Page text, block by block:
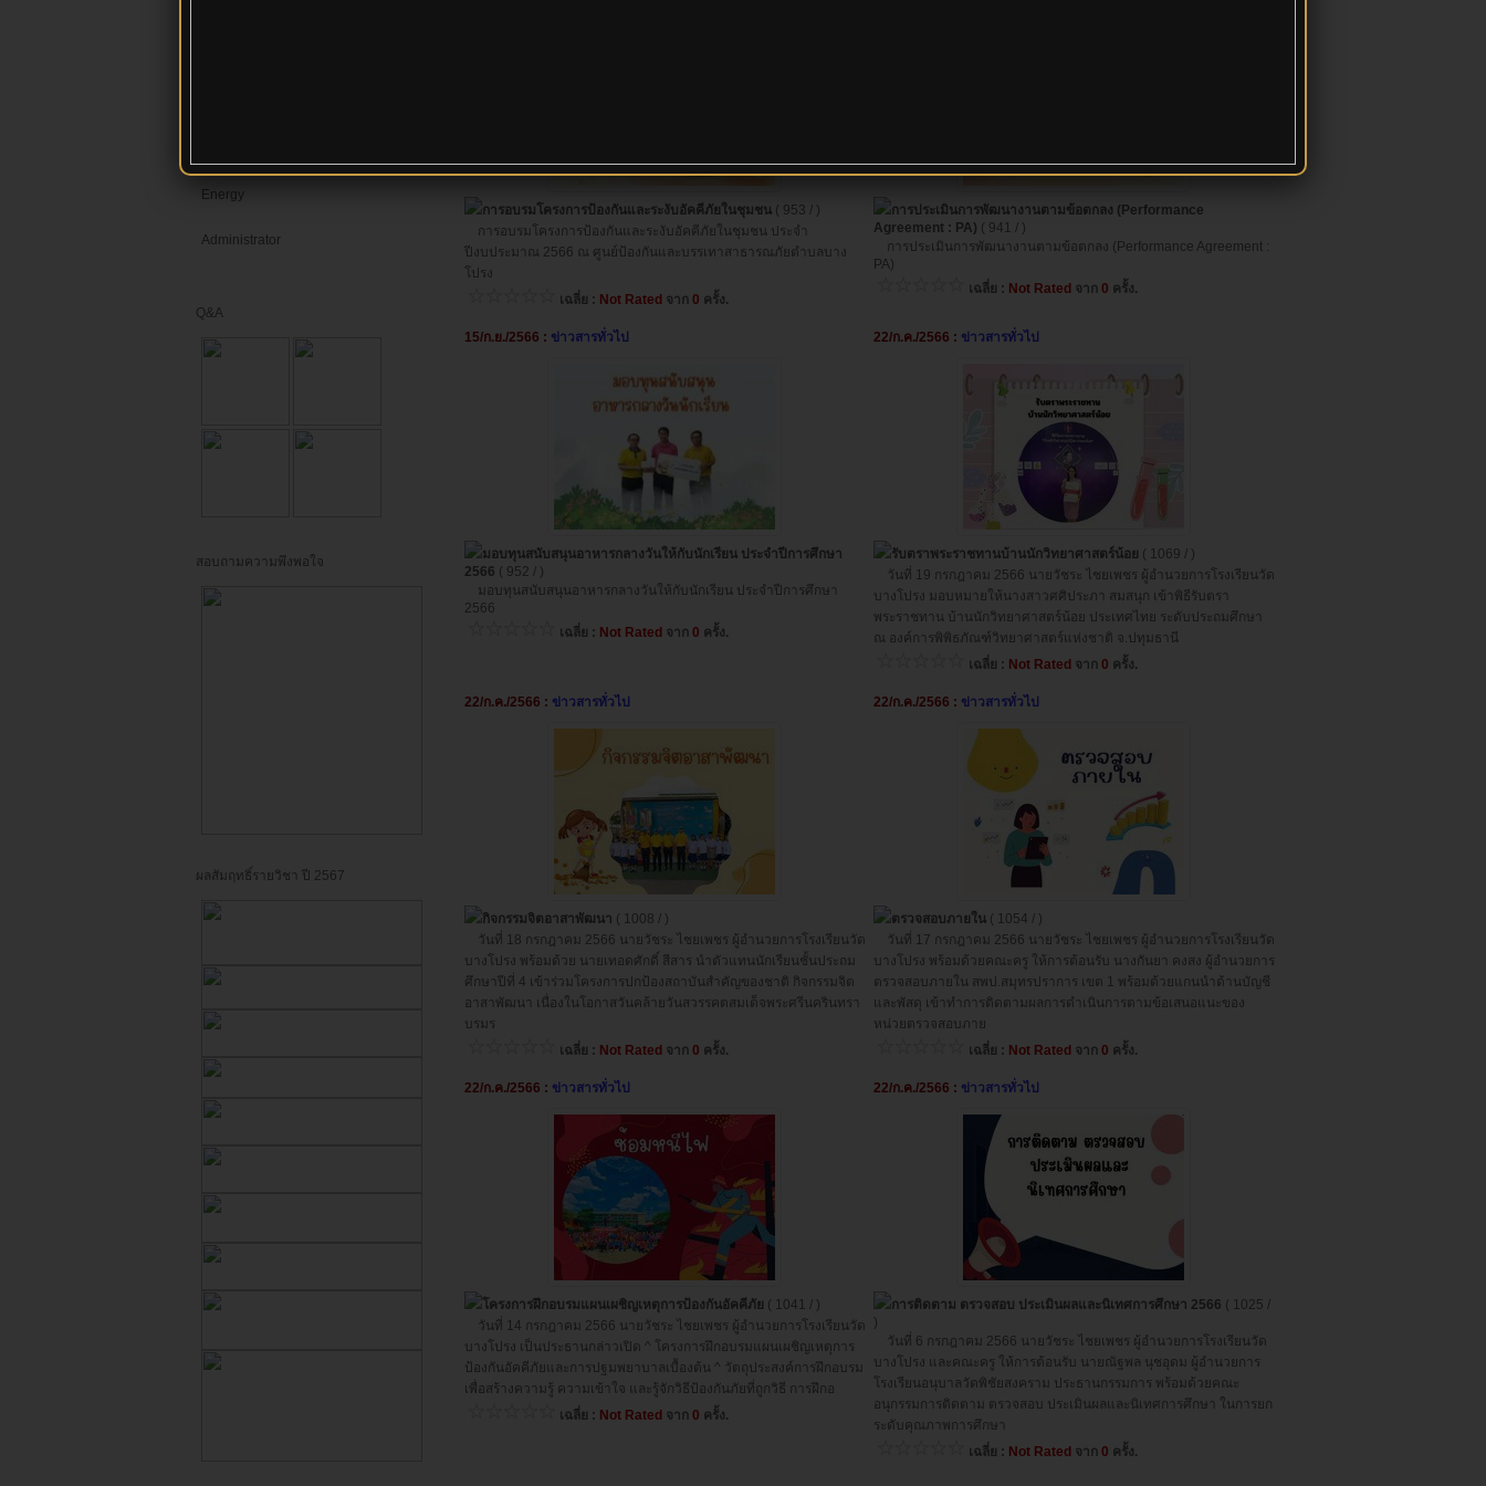
Energy
Administrator
Q&A
สอบถามความพึงพอใจ
ผลสัมฤทธิ์รายวิชา ปี 2567
การอบรมโครงการป้องกันและระงับอัคคีภัยในชุมชน ( 953 / )
การอบรมโครงการป้องกันและระงับอัคคีภัยในชุมชน ประจำ
ปีงบประมาณ 2566 ณ ศูนย์ป้องกันและบรรเทาสาธารณภัยตำบลบาง
โปรง
เฉลี่ย : Not Rated จาก 0 ครั้ง.
การประเมินการพัฒนางานตามข้อตกลง (Performance
Agreement : PA) ( 941 / )
การประเมินการพัฒนางานตามข้อตกลง (Performance Agreement :
PA)
เฉลี่ย : Not Rated จาก 0 ครั้ง.
15/ก.ย./2566 : ข่าวสารทั่วไป
มอบทุนสนับสนุนอาหารกลางวันให้กับนักเรียน ประจำปีการศึกษา
2566 ( 952 / )
มอบทุนสนับสนุนอาหารกลางวันให้กับนักเรียน ประจำปีการศึกษา
2566
เฉลี่ย : Not Rated จาก 0 ครั้ง.
22/ก.ค./2566 : ข่าวสารทั่วไป
รับตราพระราชทานบ้านนักวิทยาศาสตร์น้อย ( 1069 / )
วันที่ 19 กรกฎาคม 2566 นายวัชระ ไชยเพชร ผู้อำนวยการโรงเรียนวัด
บางโปรง มอบหมายให้นางสาวศศิประภา สมสนุก เข้าพิธีรับตรา
พระราชทาน บ้านนักวิทยาศาสตร์น้อย ประเทศไทย ระดับประถมศึกษา
ณ องค์การพิพิธภัณฑ์วิทยาศาสตร์แห่งชาติ จ.ปทุมธานี
เฉลี่ย : Not Rated จาก 0 ครั้ง.
22/ก.ค./2566 : ข่าวสารทั่วไป
กิจกรรมจิตอาสาพัฒนา ( 1008 / )
วันที่ 18 กรกฎาคม 2566 นายวัชระ ไชยเพชร ผู้อำนวยการโรงเรียนวัด
บางโปรง พร้อมด้วย นายเทอดศักดิ์ สีสาร นำตัวแทนนักเรียนชั้นประถม
ศึกษาปีที่ 4 เข้าร่วมโครงการปกป้องสถาบันสำคัญของชาติ กิจกรรมจิต
อาสาพัฒนา เนื่องในโอกาสวันคล้ายวันสวรรคตสมเด็จพระศรีนครินทรา
บรมร
เฉลี่ย : Not Rated จาก 0 ครั้ง.
22/ก.ค./2566 : ข่าวสารทั่วไป
ตรวจสอบภายใน ( 1054 / )
วันที่ 17 กรกฎาคม 2566 นายวัชระ ไชยเพชร ผู้อำนวยการโรงเรียนวัด
บางโปรง พร้อมด้วยคณะครู ให้การต้อนรับ นางกันยา คงสง ผู้อำนวยการ
ตรวจสอบภายใน สพป.สมุทรปราการ เขต 1 พร้อมด้วยแกนนำด้านบัญชี
และพัสดุ เข้าทำการติดตามผลการดำเนินการตามข้อเสนอแนะของ
หน่วยตรวจสอบภาย
เฉลี่ย : Not Rated จาก 0 ครั้ง.
22/ก.ค./2566 : ข่าวสารทั่วไป
โครงการฝึกอบรมแผนเผชิญเหตุการป้องกันอัคคีภัย ( 1041 / )
วันที่ 14 กรกฎาคม 2566 นายวัชระ ไชยเพชร ผู้อำนวยการโรงเรียนวัด
บางโปรง เป็นประธานกล่าวเปิด ^ โครงการฝึกอบรมแผนเผชิญเหตุการ
ป้องกันอัคคีภัยและการปฐมพยาบาลเบื้องต้น ^ วัตถุประสงค์การฝึกอบรม
เพื่อสร้างความรู้ ความเข้าใจ และรู้จักวิธีป้องกันภัยที่ถูกวิธี การฝึกอ
เฉลี่ย : Not Rated จาก 0 ครั้ง.
22/ก.ค./2566 : ข่าวสารทั่วไป
การติดตาม ตรวจสอบ ประเมินผลและนิเทศการศึกษา 2566 ( 1025 /
)
วันที่ 6 กรกฎาคม 2566 นายวัชระ ไชยเพชร ผู้อำนวยการโรงเรียนวัด
บางโปรง และคณะครู ให้การต้อนรับ นายณัฐพล นุชอุดม ผู้อำนวยการ
โรงเรียนอนุบาลวัดพิชัยสงคราม ประธานกรรมการ พร้อมด้วยคณะ
อนุกรรมการติดตาม ตรวจสอบ ประเมินผลและนิเทศการศึกษา ในการยก
ระดับคุณภาพการศึกษา
เฉลี่ย : Not Rated จาก 0 ครั้ง.